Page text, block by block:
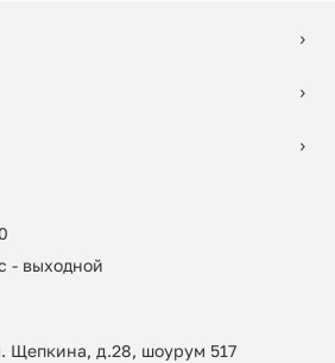
- выходной
Щепкина, д.28, шоурум 517